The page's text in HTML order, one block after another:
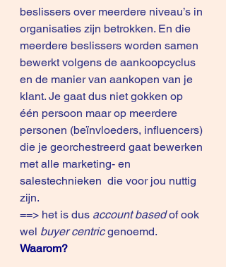
beslissers over meerdere niveau’s in
organisaties zijn betrokken. En die
meerdere beslissers worden samen
bewerkt volgens de aankoopcyclus
en de manier van aankopen van je
klant. Je gaat dus niet gokken op
één persoon maar op meerdere
personen (beïnvloeders, influencers)
die je georchestreerd gaat bewerken
met alle marketing- en
salestechnieken  die voor jou nuttig
zijn.
==> het is dus account based of ook
wel buyer centric genoemd.
Waarom?